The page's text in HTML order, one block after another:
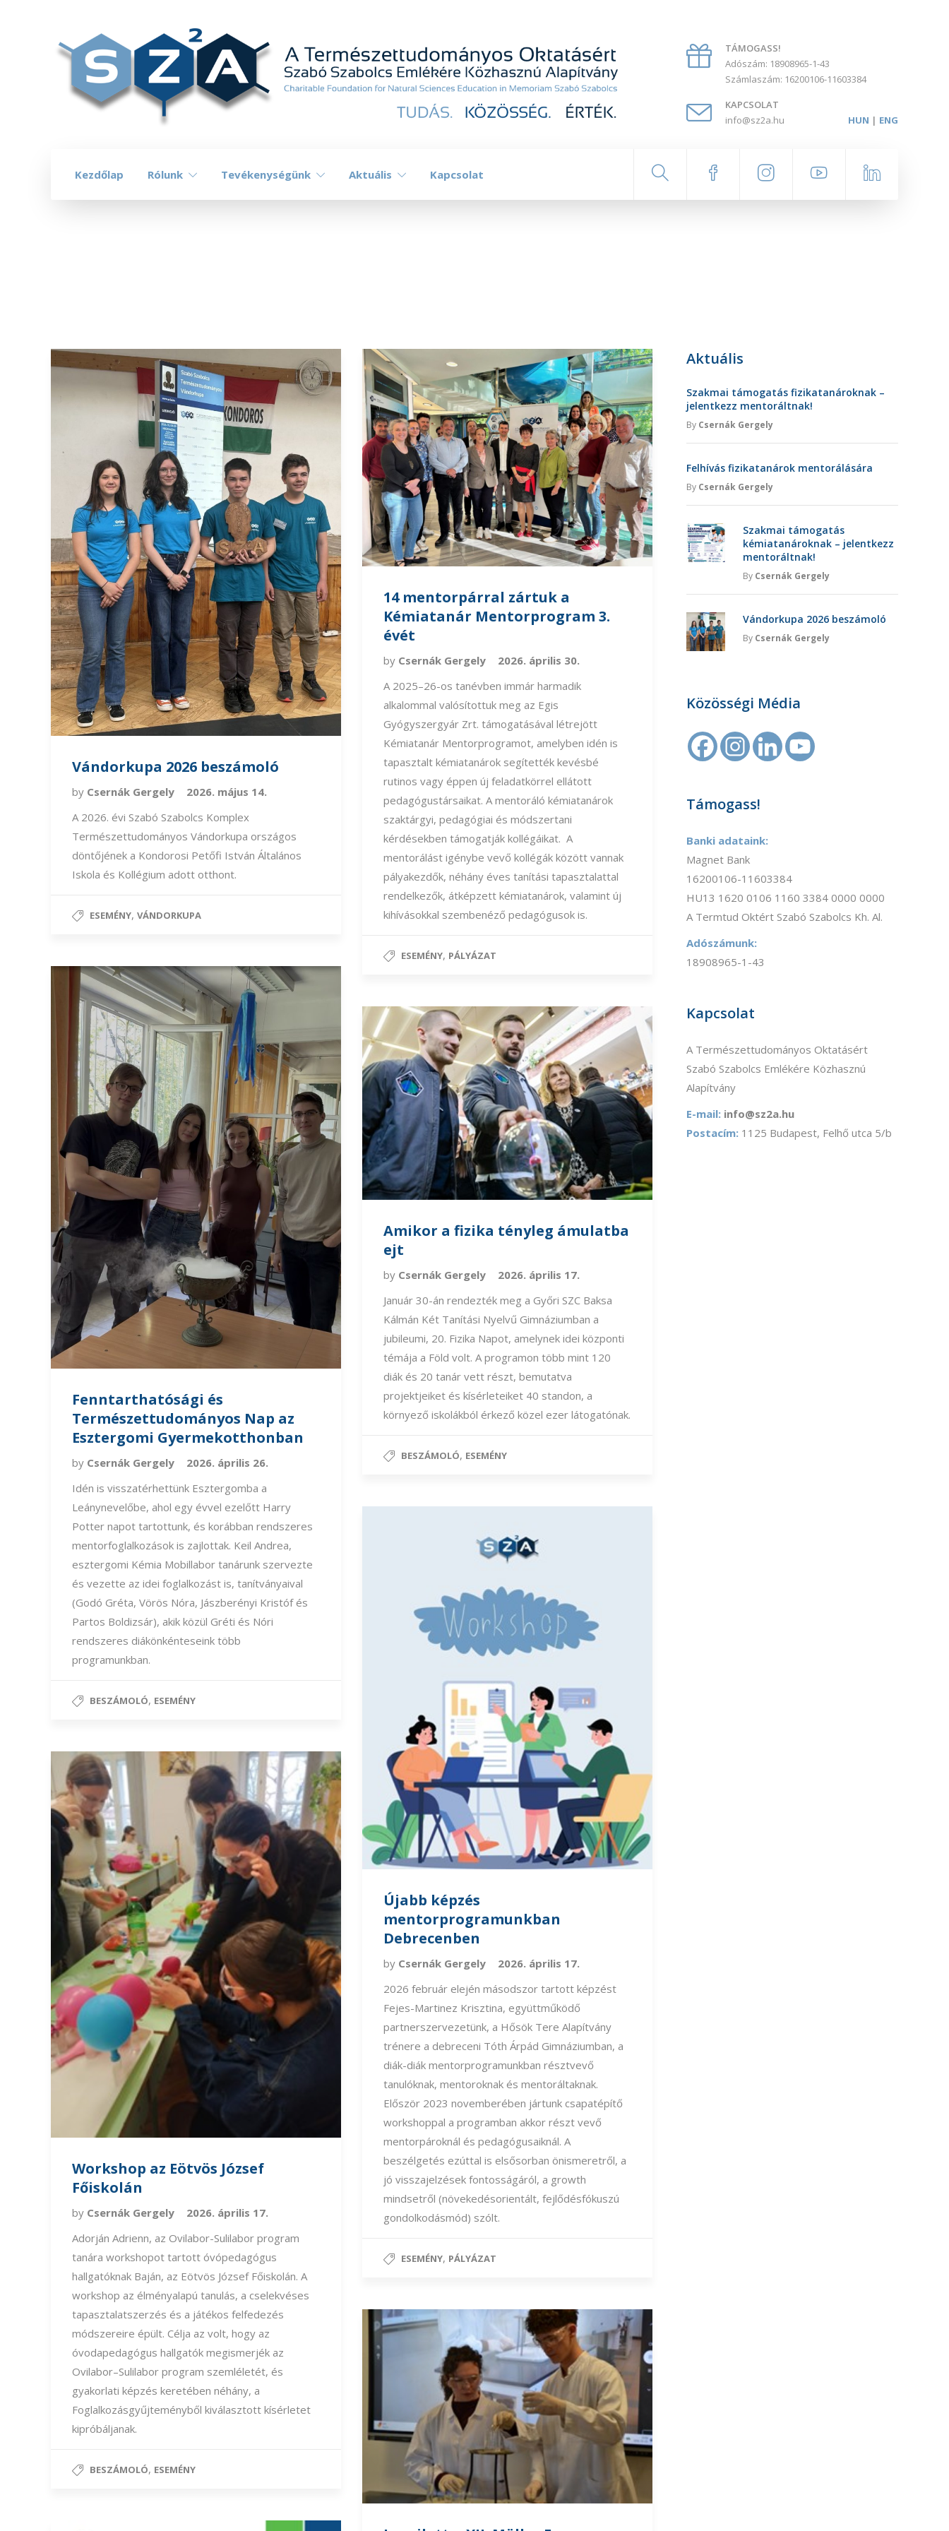
TÁMOGASS!
Adószám: 18908965-1-43
Számlaszám: 16200106-11603384
KAPCSOLAT
info@sz2a.hu
HUN | ENG
Kezdőlap Rólunk Tevékenységünk Aktuális Kapcsolat
Vándorkupa 2026 beszámoló
by Csernák Gergely
2026. május 14.
A 2026. évi Szabó Szabolcs Komplex
Természettudományos Vándorkupa országos
döntőjének a Kondorosi Petőfi István Általános
Iskola és Kollégium adott otthont.
ESEMÉNY, VÁNDORKUPA
14 mentorpárral zártuk a
Kémiatanár Mentorprogram 3.
évét
by Csernák Gergely
2026. április 30.
A 2025–26-os tanévben immár harmadik
alkalommal valósítottuk meg az Egis
Gyógyszergyár Zrt. támogatásával létrejött
Kémiatanár Mentorprogramot, amelyben idén is
tapasztalt kémiatanárok segítették kevésbé
rutinos vagy éppen új feladatkörrel ellátott
pedagógustársaikat. A mentoráló kémiatanárok
szaktárgyi, pedagógiai és módszertani
kérdésekben támogatják kollégáikat. A
mentorálást igénybe vevő kollégák között vannak
pályakezdők, néhány éves tanítási tapasztalattal
rendelkezők, átképzett kémiatanárok, valamint új
kihívásokkal szembenéző pedagógusok is.
ESEMÉNY, PÁLYÁZAT
Fenntarthatósági és
Természettudományos Nap az
Esztergomi Gyermekotthonban
by Csernák Gergely
2026. április 26.
Idén is visszatérhettünk Esztergomba a
Leánynevelőbe, ahol egy évvel ezelőtt Harry
Potter napot tartottunk, és korábban rendszeres
mentorfoglalkozások is zajlottak. Keil Andrea,
esztergomi Kémia Mobillabor tanárunk szervezte
és vezette az idei foglalkozást is, tanítványaival
(Godó Gréta, Vörös Nóra, Jászberényi Kristóf és
Partos Boldizsár), akik közül Gréti és Nóri
rendszeres diákönkénteseink több
programunkban.
BESZÁMOLÓ, ESEMÉNY
Amikor a fizika tényleg ámulatba
ejt
by Csernák Gergely
2026. április 17.
Január 30-án rendezték meg a Győri SZC Baksa
Kálmán Két Tanítási Nyelvű Gimnáziumban a
jubileumi, 20. Fizika Napot, amelynek idei központi
témája a Föld volt. A programon több mint 120
diák és 20 tanár vett részt, bemutatva
projektjeiket és kísérleteiket 40 standon, a
környező iskolákból érkező közel ezer látogatónak.
BESZÁMOLÓ, ESEMÉNY
Újabb képzés
mentorprogramunkban
Debrecenben
by Csernák Gergely
2026. április 17.
2026 február elején másodszor tartott képzést
Fejes-Martinez Krisztina, együttműködő
partnerszervezetünk, a Hősök Tere Alapítvány
trénere a debreceni Tóth Árpád Gimnáziumban, a
diák-diák mentorprogramunkban résztvevő
tanulóknak, mentoroknak és mentoráltaknak.
Először 2023 novemberében jártunk csapatépítő
workshoppal a programban akkor részt vevő
mentorpároknál és pedagógusaiknál. A
beszélgetés ezúttal is elsősorban önismeretről, a
jó visszajelzések fontosságáról, a growth
mindsetről (növekedésorientált, fejlődésfókuszú
gondolkodásmód) szólt.
ESEMÉNY, PÁLYÁZAT
Workshop az Eötvös József
Főiskolán
by Csernák Gergely
2026. április 17.
Adorján Adrienn, az Ovilabor-Sulilabor program
tanára workshopot tartott óvópedagógus
hallgatóknak Baján, az Eötvös József Főiskolán. A
workshop az élményalapú tanulás, a cselekvéses
tapasztalatszerzés és a játékos felfedezés
módszereire épült. Célja az volt, hogy az
óvodapedagógus hallgatók megismerjék az
Ovilabor–Sulilabor program szemléletét, és
gyakorlati képzés keretében néhány, a
Foglalkozásgyűjteményből kiválasztott kísérletet
kipróbáljanak.
BESZÁMOLÓ, ESEMÉNY
Aktuális
Szakmai támogatás fizikatanároknak –
jelentkezz mentoráltnak!
By Csernák Gergely
Felhívás fizikatanárok mentorálására
By Csernák Gergely
Szakmai támogatás
kémiatanároknak – jelentkezz
mentoráltnak!
By Csernák Gergely
Vándorkupa 2026 beszámoló
By Csernák Gergely
Közösségi Média
Támogass!
Banki adataink:
Magnet Bank
16200106-11603384
HU13 1620 0106 1160 3384 0000 0000
A Termtud Oktért Szabó Szabolcs Kh. Al.
Adószámunk:
18908965-1-43
Kapcsolat
A Természettudományos Oktatásért
Szabó Szabolcs Emlékére Közhasznú
Alapítvány
E-mail: info@sz2a.hu
Postacím: 1125 Budapest, Felhő utca 5/b